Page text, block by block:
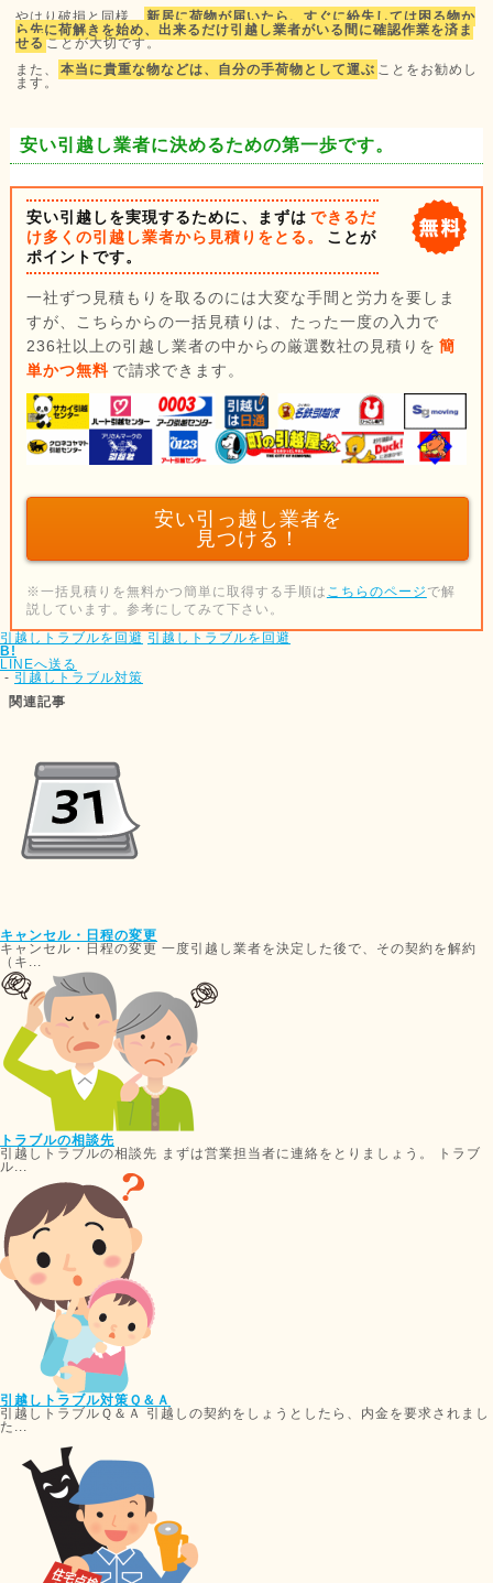
やはり破損と同様、新居に荷物が届いたら、すぐに紛失しては困る物か
ら先に荷解きを始め、出来るだけ引越し業者がいる間に確認作業を済ま
せる ことが大切です。
また、
本当に貴重な物などは、自分の手荷物として運ぶ ことをお勧めし
ます。
安い引越し業者に決めるための第一歩です。
安い引越しを実現するために、まずは できるだ
け多くの引越し業者から見積りをとる。
ことが
ポイントです。
一社ずつ見積もりを取るのには大変な手間と労力を要しま
すが、こちらからの一括見積りは、たった一度の入力で
236社以上の引越し業者の中からの厳選数社の見積りを 簡
単かつ無料 で請求できます。
安い引っ越し業者を
見つける！
※一括見積りを無料かつ簡単に取得する手順は こちらのページ で解
説しています。参考にしてみて下さい。
引越しトラブルを回避 引越しトラブルを回避
B!
LINEへ送る
- 引越しトラブル対策
関連記事
キャンセル・日程の変更
キャンセル・日程の変更 一度引越し業者を決定した後で、その契約を解約
（キ...
トラブルの相談先
引越しトラブルの相談先 まずは営業担当者に連絡をとりましょう。 トラブ
ル...
引越しトラブル対策Ｑ＆Ａ
引越しトラブルＱ＆Ａ 引越しの契約をしょうとしたら、内金を要求されまし
た...